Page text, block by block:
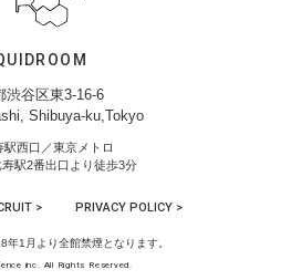
渋谷区東3-16-6
Shibuya-ku,Tokyo
駅西口／東京メトロ
駅2番出口より徒歩3分
> PRIVACY POLICY >
1月より全館禁煙となります。
inc. All Rights Reserved.